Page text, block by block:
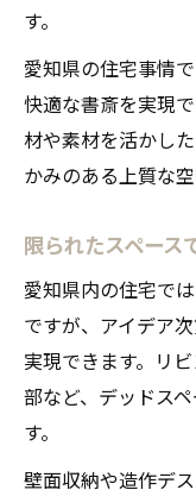
す。
愛知県の住宅事情
快適な書斎を実現
材や素材を活かし
かみのある上質な
限られたスペース
愛知県内の住宅で
ですが、アイデア
実現できます。リ
部など、デッドス
す。
壁面収納や造作デ